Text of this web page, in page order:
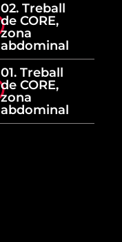
02. Treball
de CORE,
zona
abdominal
01. Treball
de CORE,
zona
abdominal